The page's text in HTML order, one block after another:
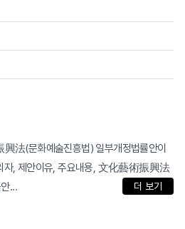
法(문화예술진흥법) 일부개정법률안이
자, 제안이유, 주요내용, 文化藝術振興法
...
더 보기